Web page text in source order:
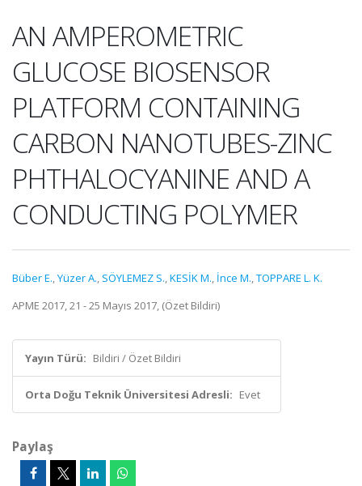
AN AMPEROMETRIC
GLUCOSE BIOSENSOR
PLATFORM CONTAINING
CARBON NANOTUBES-ZINC
PHTHALOCYANINE AND A
CONDUCTING POLYMER
Büber E.,Yüzer A., SÖYLEMEZ S.,KESİK M., İnce M.,TOPPARE L. K.
APME 2017, 21 - 25 Mayıs 2017, (Özet Bildiri)
Yayın Türü: Bildiri / Özet Bildiri
Orta Doğu Teknik Üniversitesi Adresli: Evet
Paylaş